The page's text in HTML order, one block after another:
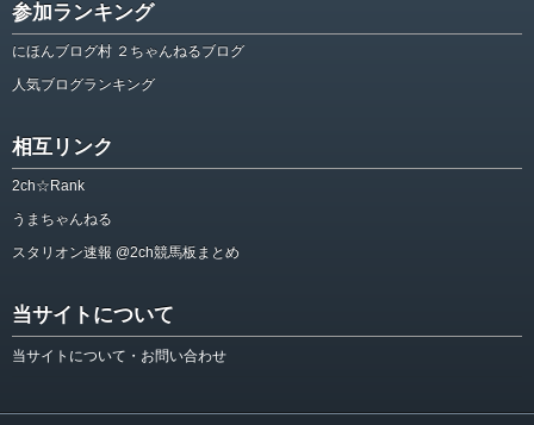
参加ランキング
にほんブログ村 ２ちゃんねるブログ
人気ブログランキング
相互リンク
2ch☆Rank
うまちゃんねる
スタリオン速報 @2ch競馬板まとめ
当サイトについて
当サイトについて・お問い合わせ